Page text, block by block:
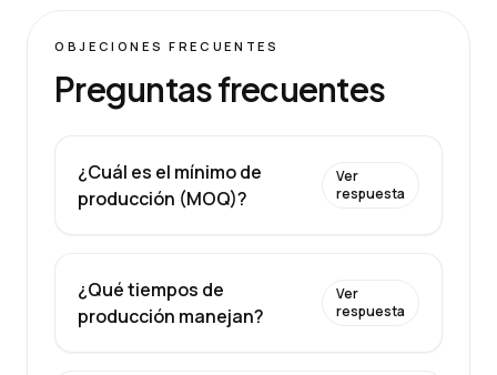
OBJECIONES FRECUENTES
Preguntas frecuentes
¿Cuál es el mínimo de
producción (MOQ)?
Ver
respuesta
¿Qué tiempos de
producción manejan?
Ver
respuesta